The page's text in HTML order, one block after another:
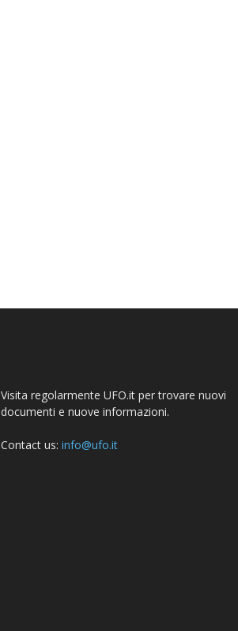
Visita regolarmente UFO.it per trovare nuovi
documenti e nuove informazioni.
Contact us: info@ufo.it